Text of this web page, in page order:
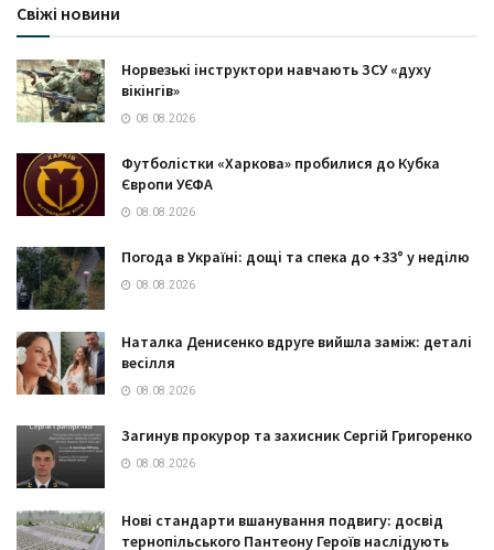
Свіжі новини
Норвезькі інструктори навчають ЗСУ «духу
вікінгів»
08.08.2026
Футболістки «Харкова» пробилися до Кубка
Європи УЄФА
08.08.2026
Погода в Україні: дощі та спека до +33° у неділю
08.08.2026
Наталка Денисенко вдруге вийшла заміж: деталі
весілля
08.08.2026
Загинув прокурор та захисник Сергій Григоренко
08.08.2026
Нові стандарти вшанування подвигу: досвід
тернопільського Пантеону Героїв наслідують